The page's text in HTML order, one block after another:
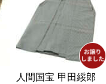
人間国宝 甲田綏郎